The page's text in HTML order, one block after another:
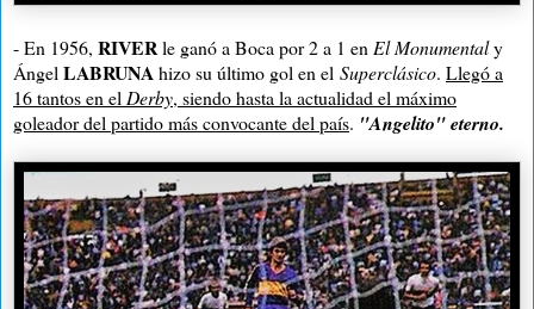
- En 1956, RIVERle ganó a Boca por 2 a 1 en El Monumentaly
Ángel LABRUNAhizo su último gol en el Superclásico. Llegó a
16 tantos en el Derby, siendo hasta la actualidad el máximo
goleador del partido más convocante del país. "Angelito" eterno.